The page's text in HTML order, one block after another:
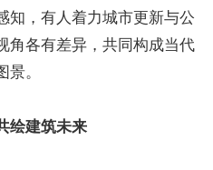
知，有人着力城市更新与公
角各有差异，共同构成当代
。
绘建筑未来